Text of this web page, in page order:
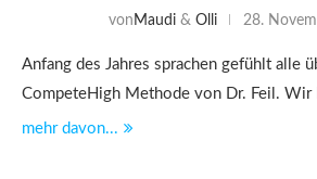
von Maudi & Olli 28.
Anfang des Jahres sprachen gefühlt alle
CompeteHigh Methode von Dr. Feil. Wir
mehr davon...